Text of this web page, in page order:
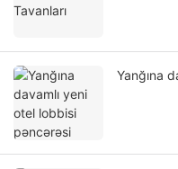
Yanğına